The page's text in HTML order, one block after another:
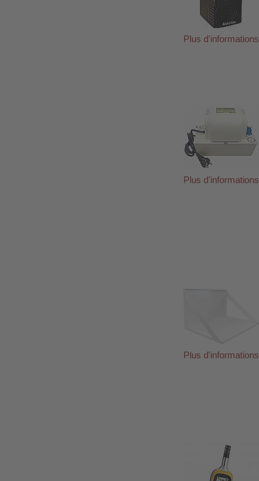
Plus d'informations
Plus d'informations
Plus d'informations